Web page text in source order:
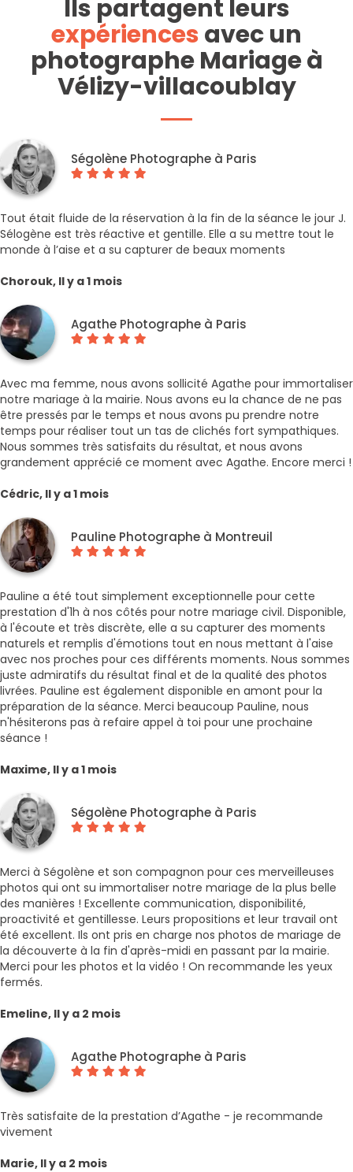
Ils partagent leurs
expériencesavec un
photographe Mariage à
Vélizy-villacoublay
Ségolène Photographe à Paris
Tout était fluide de la réservation à la fin de la séance le jour J.
Sélogène est très réactive et gentille. Elle a su mettre tout le
monde à l’aise et a su capturer de beaux moments
Chorouk, Il y a 1 mois
Agathe Photographe à Paris
Avec ma femme, nous avons sollicité Agathe pour immortaliser
notre mariage à la mairie. Nous avons eu la chance de ne pas
être pressés par le temps et nous avons pu prendre notre
temps pour réaliser tout un tas de clichés fort sympathiques.
Nous sommes très satisfaits du résultat, et nous avons
grandement apprécié ce moment avec Agathe. Encore merci !
Cédric, Il y a 1 mois
Pauline Photographe à Montreuil
Pauline a été tout simplement exceptionnelle pour cette
prestation d'1h à nos côtés pour notre mariage civil. Disponible,
à l'écoute et très discrète, elle a su capturer des moments
naturels et remplis d'émotions tout en nous mettant à l'aise
avec nos proches pour ces différents moments. Nous sommes
juste admiratifs du résultat final et de la qualité des photos
livrées. Pauline est également disponible en amont pour la
préparation de la séance. Merci beaucoup Pauline, nous
n'hésiterons pas à refaire appel à toi pour une prochaine
séance !
Maxime, Il y a 1 mois
Ségolène Photographe à Paris
Merci à Ségolène et son compagnon pour ces merveilleuses
photos qui ont su immortaliser notre mariage de la plus belle
des manières ! Excellente communication, disponibilité,
proactivité et gentillesse. Leurs propositions et leur travail ont
été excellent. Ils ont pris en charge nos photos de mariage de
la découverte à la fin d'après-midi en passant par la mairie.
Merci pour les photos et la vidéo ! On recommande les yeux
fermés.
Emeline, Il y a 2 mois
Agathe Photographe à Paris
Très satisfaite de la prestation d’Agathe - je recommande
vivement
Marie, Il y a 2 mois